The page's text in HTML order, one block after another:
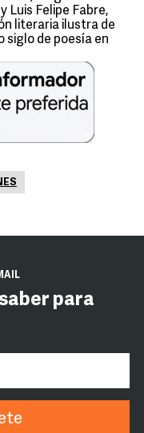
Luis Felipe Fabre,
literaria ilustra de
siglo de poesía en
para